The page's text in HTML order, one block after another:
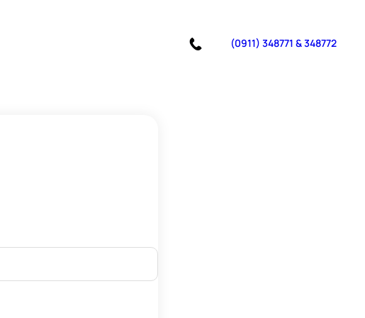
(0911) 348771 & 348772